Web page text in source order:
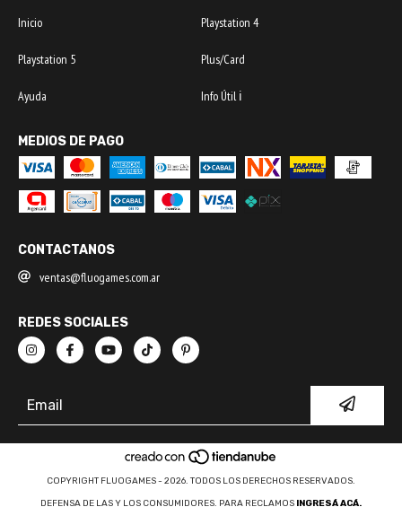
Inicio Playstation 4
Playstation 5 Plus/Card
Ayuda Info Útil ℹ️
MEDIOS DE PAGO
CONTACTANOS
ventas@fluogames.com.ar
REDES SOCIALES
COPYRIGHT FLUOGAMES - 2026. TODOS LOS DERECHOS RESERVADOS.
DEFENSA DE LAS Y LOS CONSUMIDORES. PARA RECLAMOS INGRESÁ ACÁ.